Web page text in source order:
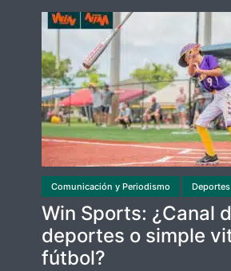
Comunicación y Periodismo Deportes
Win Sports: ¿Canal
deportes o simple
fútbol?